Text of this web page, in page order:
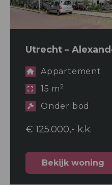
Utrecht –
Appartement
15 m2
Onder bod
€ 125.000,- k.k.
Bekijk woning